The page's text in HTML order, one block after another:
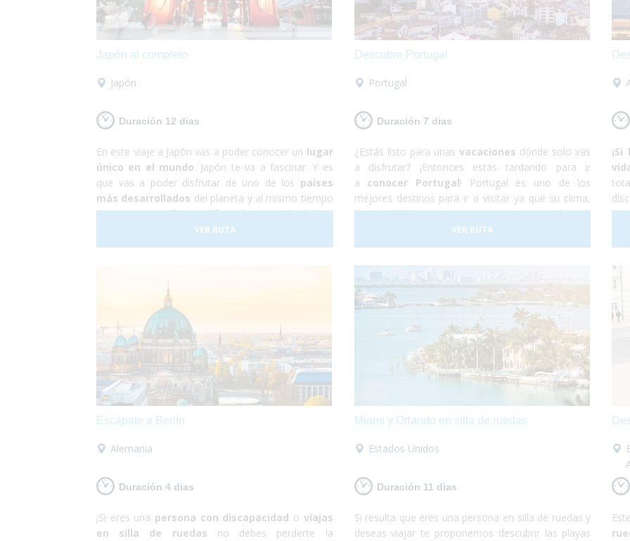
Japón al completo
Japón
Duración 12 dias
En este viaje a Japón vas a poder conocer un lugar
único en el mundo. Japón te va a fascinar. Y es
que vas a poder disfrutar de uno de los países
más desarrollados del planeta y al mismo tiempo
conocer unacultura milenariaque todavía hoy
persiste en sus habitantes. En Japón todo funciona
a la perfección, se trata de un país relativamente
otras grandes ciudades del mundo. ¡Sí que si lo que
buscas es
diferente pero enriquecedor
Además nosotros nos encargamos desatisfacer
todas tus necesidades y proporcionarte el
material y la información que requieras para hacer
queestas vacaciones sean las mejoresque
puedas tener! Así que escápate a conocer Japón
y,¡Sólo disfruta!
VER RUTA
Descubre Portugal
Portugal
Duración 7 dias
¿Estás listo para unasvacaciones dónde solo vas
a disfrutar? ¡Entonces estás tardando para ir
a conocer Portugal! Portugal es uno de los
mejores destinos para ir a visitar ya que su clima,
sus ciudades, su gente y su gastronomía son
increíbles. Así que te proponemos una viaje para
que lo puedas descubrir en su totalidad sobre
dudes más y vete a conocer Portugal! Nosotros
nos encargamos de organizar todo...
deberás disfrutar al máximo!
VER RUTA
y tu,
Escápate a Berlín
Alemania
Duración 4 dias
¡Si eres una persona con discapacidad o viajas
en silla de ruedas no debes perderte la
Miami y Orlando en silla de ruedas
Estados Unidos
Duración 11 dias
Si resulta que eres una persona en silla de ruedas y
deseas viajar te proponemos descubrir las playas
Este